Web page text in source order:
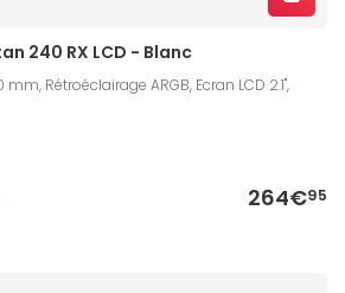
240 RX LCD - Blanc
Rétroéclairage ARGB, Ecran LCD 2.1",
264€95